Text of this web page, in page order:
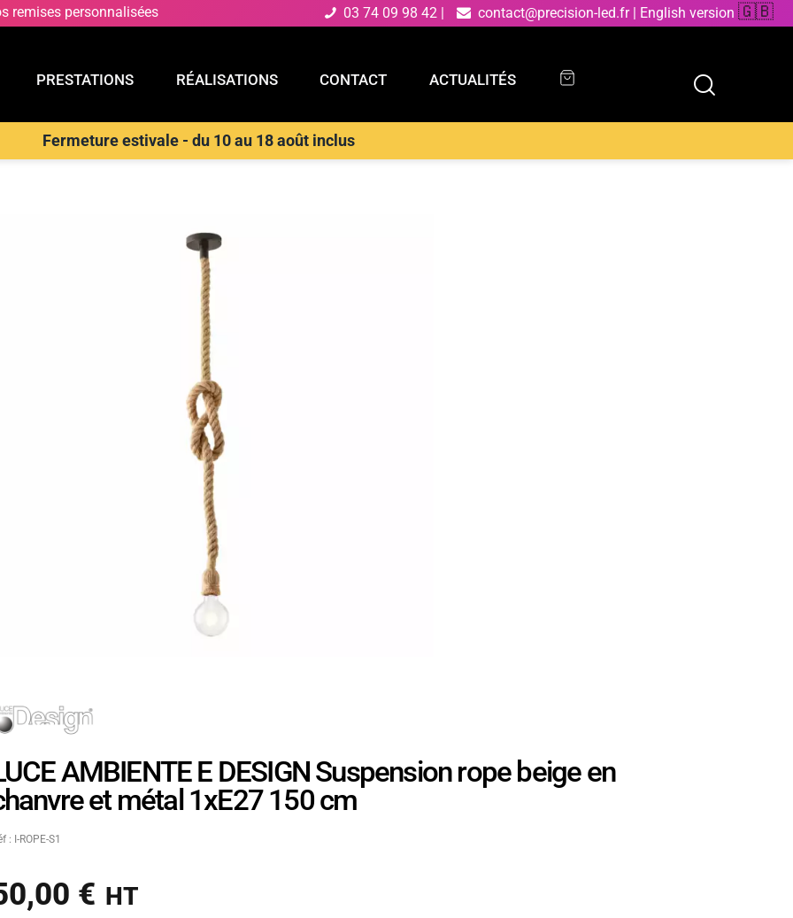
remises personnalisées 03 74 09 98 42 | contact@precision-led.fr | English version 🇬🇧
PRESTATIONS RÉALISATIONS CONTACT ACTUALITÉS
Fermeture estivale - du 10 au 18 août inclus
PRESTATIONS RÉALISATIONS CONTACT
Suspensions Design & Déco>LUCE AMBIENTE E DESIGN Suspension rope beige en chanvre et métal 1xE27 150
AMBIENTE E DESIGN Suspension rope beige en
et métal 1xE27 150 cm
: I-ROPE-S1
€ HT